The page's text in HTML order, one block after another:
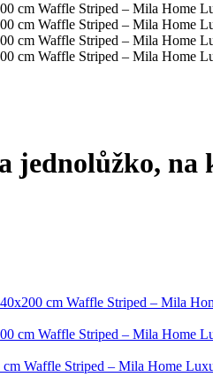
jednolůžko, na
cm Waffle Striped – Mila
cm Waffle Striped – Mila Home
Waffle Striped – Mila Home